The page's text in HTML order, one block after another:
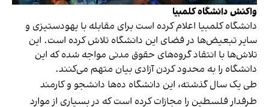
واکنش دانشگاه کلمبیا
دانشگاه کلمبیا اعلام کرده است برای مقابله با یهودستیزی و
سایر تبعیض‌ها در فضای این دانشگاه تلاش کرده است. این
تلاش‌ها با انتقاد گروه‌های حقوق مدنی مواجه شده که این
دانشگاه را به محدود کردن آزادی بیان متهم می‌کنند.
طی یک سال گذشته، این دانشگاه ده‌ها دانشجو و کارمند
طرفدار فلسطین را مجازات کرده است که در بسیاری از موارد